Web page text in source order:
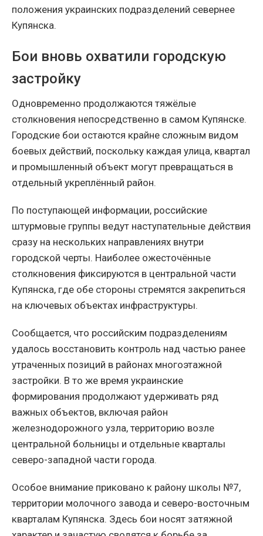
положения украинских подразделений севернее
Купянска.
Бои вновь охватили городскую
застройку
Одновременно продолжаются тяжёлые
столкновения непосредственно в самом Купянске.
Городские бои остаются крайне сложным видом
боевых действий, поскольку каждая улица, квартал
и промышленный объект могут превращаться в
отдельный укреплённый район.
По поступающей информации, российские
штурмовые группы ведут наступательные действия
сразу на нескольких направлениях внутри
городской черты. Наиболее ожесточённые
столкновения фиксируются в центральной части
Купянска, где обе стороны стремятся закрепиться
на ключевых объектах инфраструктуры.
Сообщается, что российским подразделениям
удалось восстановить контроль над частью ранее
утраченных позиций в районах многоэтажной
застройки. В то же время украинские
формирования продолжают удерживать ряд
важных объектов, включая район
железнодорожного узла, территорию возле
центральной больницы и отдельные кварталы
северо-западной части города.
Особое внимание приковано к району школы №7,
территории молочного завода и северо-восточным
кварталам Купянска. Здесь бои носят затяжной